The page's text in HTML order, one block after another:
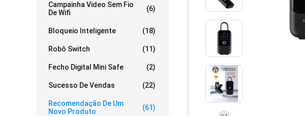
Campainha Video Sem Fio
De Wifi
(6)
Bloqueio Inteligente (18)
Robô Switch (11)
Fecho Digital Mini Safe (2)
Sucesso De Vendas (22)
Recomendação De Um
Novo Produto
(61)